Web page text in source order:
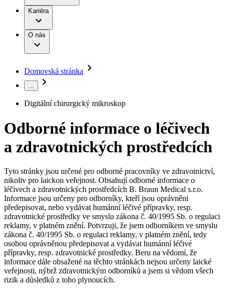
Léčba bolesti
Mimotělní očišťování krve
Nutriční terapie
Onkologie
Páteřní chirurgie
Péče o rány
Péče o stomii
Prevence a kontrola infekcí
Řešení
Terapie
Onemocnění
B. Braun Avitum
Dialyzační střediska​
B. Braun Avitum poskytuje kvalitní dialyzační péči ve všech
svých střediscích v České republice. Více informací se
dozvíte na stránkách jednotlivých středisek.
Práce a kariéra
Naše kultura
Vaše příležitost​
Nabídky pracovních míst
Objevte své kariérní příležitosti ​v B. Braun. Vyhledejte náš trh
práce​ pro zajímavé pozice.​
Odpovědnost
Média
Kontaktní formulář
Registrace k odběru newsletteru
Společnost
Odpovědnost
Média
Kontakt
Kariéra
O nás
Domovská stránka
...
Digitální chirurgický mikroskop
Odborné informace o léčivech
a zdravotnických prostředcích
Tyto stránky jsou určené pro odborné pracovníky ve zdravotnictví,
nikoliv pro laickou veřejnost. Obsahují odborné informace o
léčivech a zdravotnických prostředcích B. Braun Medical s.r.o.
Informace jsou určeny pro odborníky, kteří jsou oprávněni
předepisovat, nebo vydávat humánní léčivé přípravky, resp.
zdravotnické prostředky ve smyslu zákona č. 40/1995 Sb. o regulaci
reklamy, v platném znění. Potvrzuji, že jsem odborníkem ve smyslu
zákona č. 40/1995 Sb. o regulaci reklamy, v platném znění, tedy
osobou oprávněnou předepisovat a vydávat humánní léčivé
přípravky, resp. zdravotnické prostředky. Beru na vědomí, že
informace dále obsažené na těchto stránkách nejsou určeny laické
veřejnosti, nýbrž zdravotnickým odborníků a jsem si vědom všech
rizik a důsledků z toho plynoucích.